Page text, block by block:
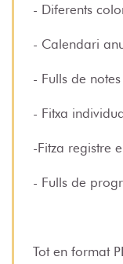
- Diferents
- Calendari
- Fulls de notes
- Fitxa
-Fitza registre
- Fulls de
Tot en format